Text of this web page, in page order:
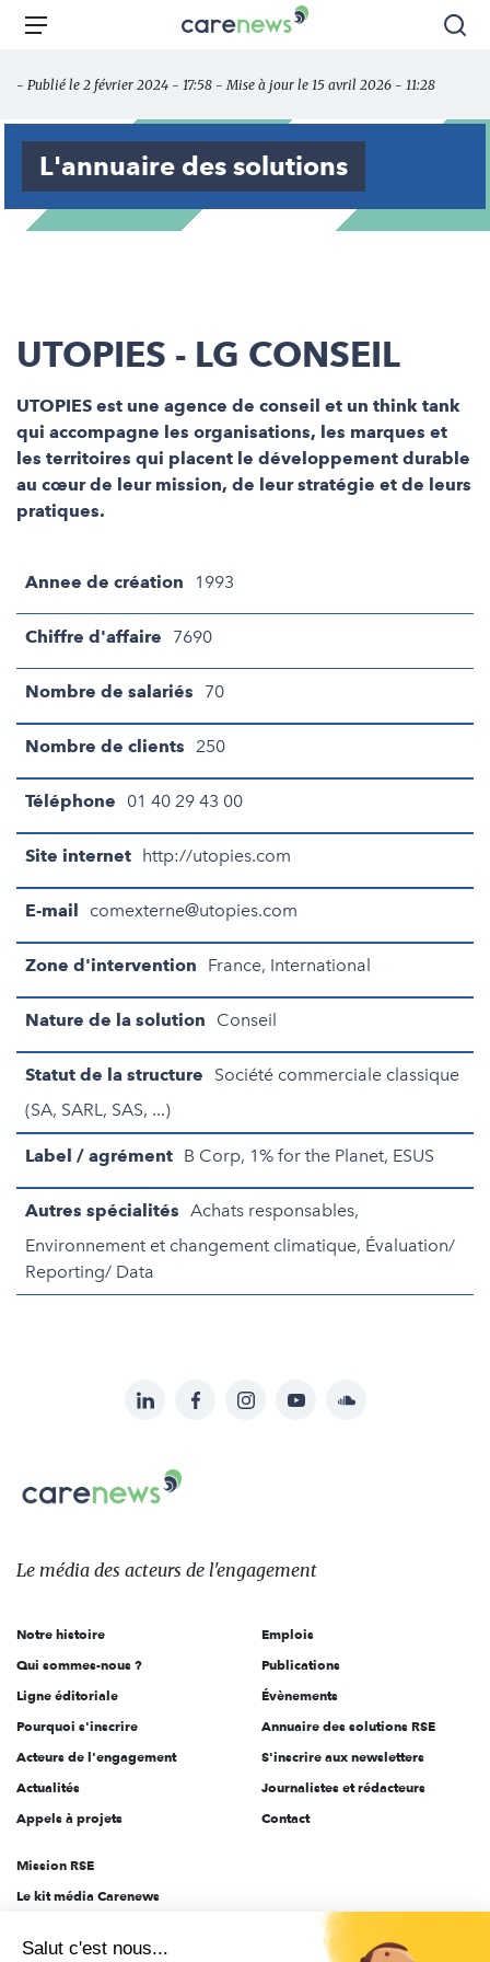
Aller
principal
Carenews,
des
acteurs
l'engagement
Menu
- Publié le 2 février 2024 - 17:58 - Mise à jour le 15 avril 2026 - 11:28
L'annuaire des solutions
UTOPIES - LG CONSEIL
UTOPIES est une agence de conseil et un think tank
qui accompagne les organisations, les marques et
les territoires qui placent le développement durable
au cœur de leur mission, de leur stratégie et de leurs
pratiques.
Annee de création 1993
Chiffre d'affaire 7690
Nombre de salariés 70
Nombre de clients 250
Téléphone 01 40 29 43 00
Site internet http://utopies.com
E-mail comexterne@utopies.com
Zone d'intervention France, International
Nature de la solution Conseil
Statut de la structure
Société commerciale classique
(SA, SARL, SAS, ...)
Label / agrément B Corp, 1% for the Planet, ESUS
Autres spécialités Achats responsables,
Environnement et changement climatique, Évaluation/
Reporting/ Data
sur:
LinkedInFacebookInstagramYouTubeSoundcloud
Carenews,
Le
des
l'engagement
Le média des acteurs de l'engagement
Notre histoire
Qui sommes-nous ?
Ligne éditoriale
Pourquoi s'inscrire
Acteurs de l'engagement
Actualités
Appels à projets
Emplois
Publications
Évènements
Annuaire des solutions RSE
S'inscrire aux newsletters
Journalistes et rédacteurs
Contact
Mission RSE
Le kit média Carenews
AEF info
Salut c'est nous...